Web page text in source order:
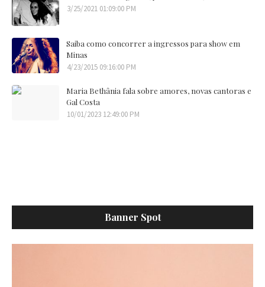
3/25/2021 01:09:00 PM
Saiba como concorrer a ingressos para show em
Minas
4/23/2015 09:16:00 PM
Maria Bethânia fala sobre amores, novas cantoras e
Gal Costa
10/01/2023 12:49:00 PM
Banner Spot